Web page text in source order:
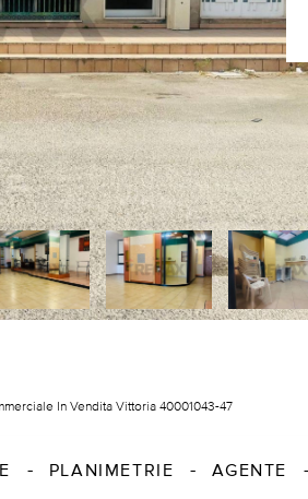
In Vendita Vittoria 40001043-47
PLANIMETRIE AGENTE